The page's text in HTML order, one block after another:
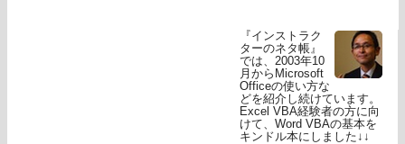
『インストラク
ターのネタ帳』
では、2003年10
月からMicrosoft
Officeの使い方な
どを紹介し続けています。
Excel VBA経験者の方に向
けて、Word VBAの基本を
キンドル本にしました↓↓